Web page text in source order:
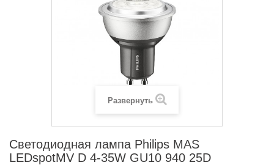
Развернуть
Светодиодная лампа Philips MAS
LEDspotMV D 4-35W GU10 940 25D